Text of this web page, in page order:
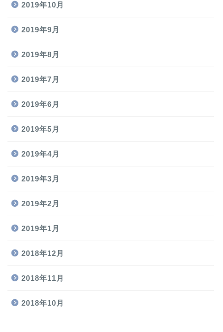
2019年10月
2019年9月
2019年8月
2019年7月
2019年6月
2019年5月
2019年4月
2019年3月
2019年2月
2019年1月
2018年12月
2018年11月
2018年10月